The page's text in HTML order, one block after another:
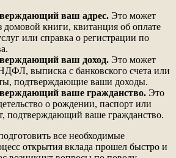
ваш адрес. Это может
домовой книги, квитанция об оплате
или справка о регистрации по
ваш доход. Это может
выписка с банковского счета или
подтверждающие ваши доходы.
ваше гражданство. Это
о рождении, паспорт или
подтверждающий ваше гражданство.
все необходимые
открытия вклада прошел быстро и